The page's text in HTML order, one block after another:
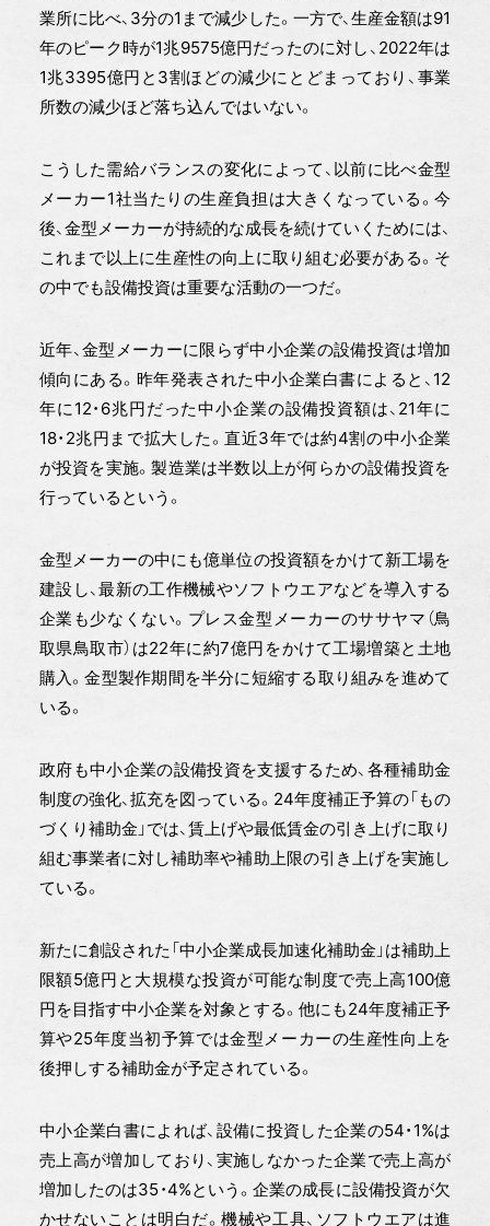
業所に比べ、3分の1まで減少した。一方で、生産金額は91
年のピーク時が1兆9575億円だったのに対し、2022年は
1兆3395億円と3割ほどの減少にとどまっており、事業
所数の減少ほど落ち込んではいない。
こうした需給バランスの変化によって、以前に比べ金型
メーカー1社当たりの生産負担は大きくなっている。今
後、金型メーカーが持続的な成長を続けていくためには、
これまで以上に生産性の向上に取り組む必要がある。そ
の中でも設備投資は重要な活動の一つだ。
近年、金型メーカーに限らず中小企業の設備投資は増加
傾向にある。昨年発表された中小企業白書によると、12
年に12・6兆円だった中小企業の設備投資額は、21年に
18・2兆円まで拡大した。直近3年では約4割の中小企業
が投資を実施。製造業は半数以上が何らかの設備投資を
行っているという。
金型メーカーの中にも億単位の投資額をかけて新工場を
建設し、最新の工作機械やソフトウエアなどを導入する
企業も少なくない。プレス金型メーカーのササヤマ（鳥
取県鳥取市）は22年に約7億円をかけて工場増築と土地
購入。金型製作期間を半分に短縮する取り組みを進めて
いる。
政府も中小企業の設備投資を支援するため、各種補助金
制度の強化、拡充を図っている。24年度補正予算の「もの
づくり補助金」では、賃上げや最低賃金の引き上げに取り
組む事業者に対し補助率や補助上限の引き上げを実施し
ている。
新たに創設された「中小企業成長加速化補助金」は補助上
限額5億円と大規模な投資が可能な制度で売上高100億
円を目指す中小企業を対象とする。他にも24年度補正予
算や25年度当初予算では金型メーカーの生産性向上を
後押しする補助金が予定されている。
中小企業白書によれば、設備に投資した企業の54・1%は
売上高が増加しており、実施しなかった企業で売上高が
増加したのは35・4%という。企業の成長に設備投資が欠
かせないことは明白だ。機械や工具、ソフトウエアは進